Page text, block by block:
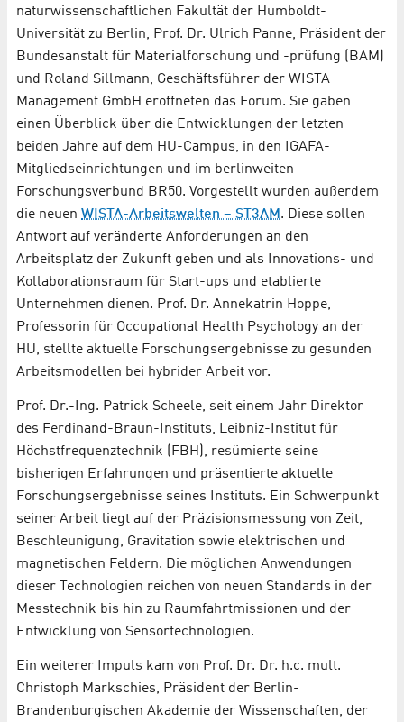
naturwissenschaftlichen Fakultät der Humboldt-
Universität zu Berlin, Prof. Dr. Ulrich Panne, Präsident der
Bundesanstalt für Materialforschung und -prüfung (BAM)
und Roland Sillmann, Geschäftsführer der WISTA
Management GmbH eröffneten das Forum. Sie gaben
einen Überblick über die Entwicklungen der letzten
beiden Jahre auf dem HU-Campus, in den IGAFA-
Mitgliedseinrichtungen und im berlinweiten
Forschungsverbund BR50. Vorgestellt wurden außerdem
die neuen WISTA-Arbeitswelten – ST3AM . Diese sollen
Antwort auf veränderte Anforderungen an den
Arbeitsplatz der Zukunft geben und als Innovations- und
Kollaborationsraum für Start-ups und etablierte
Unternehmen dienen. Prof. Dr. Annekatrin Hoppe,
Professorin für Occupational Health Psychology an der
HU, stellte aktuelle Forschungsergebnisse zu gesunden
Arbeitsmodellen bei hybrider Arbeit vor.
Prof. Dr.-Ing. Patrick Scheele, seit einem Jahr Direktor
des Ferdinand-Braun-Instituts, Leibniz-Institut für
Höchstfrequenztechnik (FBH), resümierte seine
bisherigen Erfahrungen und präsentierte aktuelle
Forschungsergebnisse seines Instituts. Ein Schwerpunkt
seiner Arbeit liegt auf der Präzisionsmessung von Zeit,
Beschleunigung, Gravitation sowie elektrischen und
magnetischen Feldern. Die möglichen Anwendungen
dieser Technologien reichen von neuen Standards in der
Messtechnik bis hin zu Raumfahrtmissionen und der
Entwicklung von Sensortechnologien.
Ein weiterer Impuls kam von Prof. Dr. Dr. h.c. mult.
Christoph Markschies, Präsident der Berlin-
Brandenburgischen Akademie der Wissenschaften, der